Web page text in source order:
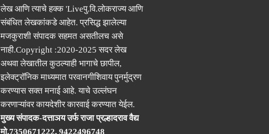
संबंधित लेखकांकडे आहेत. प्रसिद्ध झालेल्या
मजकुराशी संपादक सहमत असतीलच असे
नाही.Copyright :2020-2025 सदर लेख
अथवा लेखातील कुठल्याही भागाचे छापील,
इलेक्ट्रॉनिक माध्यमात परवानगीशिवाय पुनर्मुद्रण
करण्यास सक्त मनाई आहे. याचे उल्लंघन
करणाऱ्यांवर कायदेशीर कारवाई करण्यात येईल.
मुख्य संपादक-दत्ताञय उर्फ राजा प्रल्हादराव वैद्य
मो.7350671222, 9422496748